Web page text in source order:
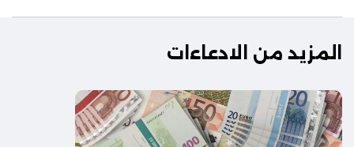
المزيد من الادعاءات